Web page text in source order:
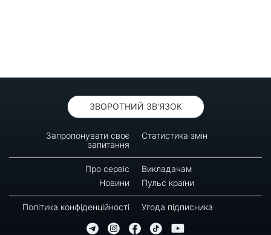
ЗВОРОТНИЙ ЗВ'ЯЗОК
Запропонувати своє
запитання
Статистика змін
Про сервіс
Викладачам
Новини
Пульс країни
Політика конфіденційності Угода підписника